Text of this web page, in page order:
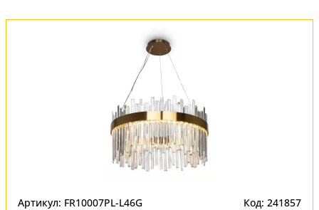
Артикул: FR10007PL-L46G Код: 241857